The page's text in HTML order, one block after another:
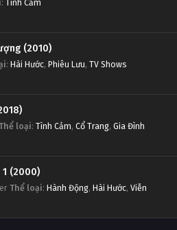
: Tình Cảm
(2010)
: Hài Hước, Phiêu Lưu, TV Shows
loại: Tình Cảm, Cổ Trang, Gia Đình
Vua Trò Chơi Phần 1 (2000)
Thể loại: Hành Động, Hài Hước, Viễn